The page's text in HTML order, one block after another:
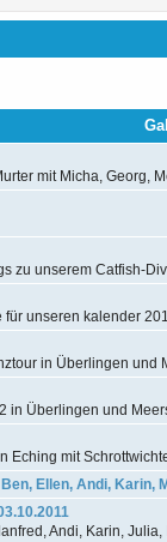
mit Micha, Georg,
zu unserem Catfish-
unseren kalender
in Überlingen und
in Überlingen und
Eching mit
Ellen, Andi, Karin,
Andi, Karin,